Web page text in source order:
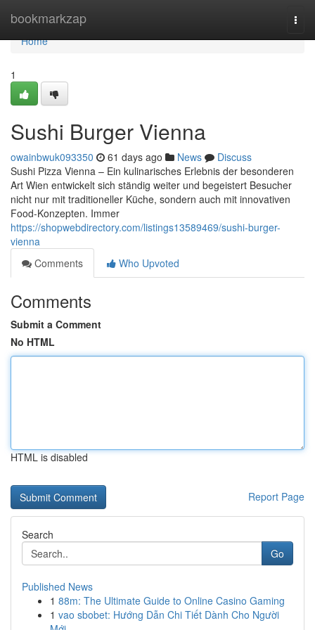
bookmarkzap
Home
Home
1
Sushi Burger Vienna
owainbwuk093350 61 days ago News
Discuss
Sushi Pizza Vienna – Ein kulinarisches Erlebnis der besonderen
Art Wien entwickelt sich ständig weiter und begeistert Besucher
nicht nur mit traditioneller Küche, sondern auch mit innovativen
Food-Konzepten. Immer
https://shopwebdirectory.com/listings13589469/sushi-burger-
vienna
Comments
Who Upvoted
Comments
Submit a Comment
No HTML
HTML is disabled
Report Page
Search
Go
Published News
1 88m: The Ultimate Guide to Online Casino Gaming
1 vao sbobet: Hướng Dẫn Chi Tiết Dành Cho Người